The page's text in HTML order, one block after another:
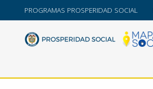
PROGRAMAS PROSPERIDAD SOCIAL